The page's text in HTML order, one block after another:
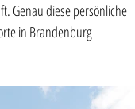
Genau diese persönliche
in Brandenburg